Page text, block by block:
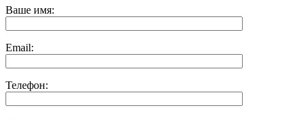
Ваше имя:
Email:
Телефон: